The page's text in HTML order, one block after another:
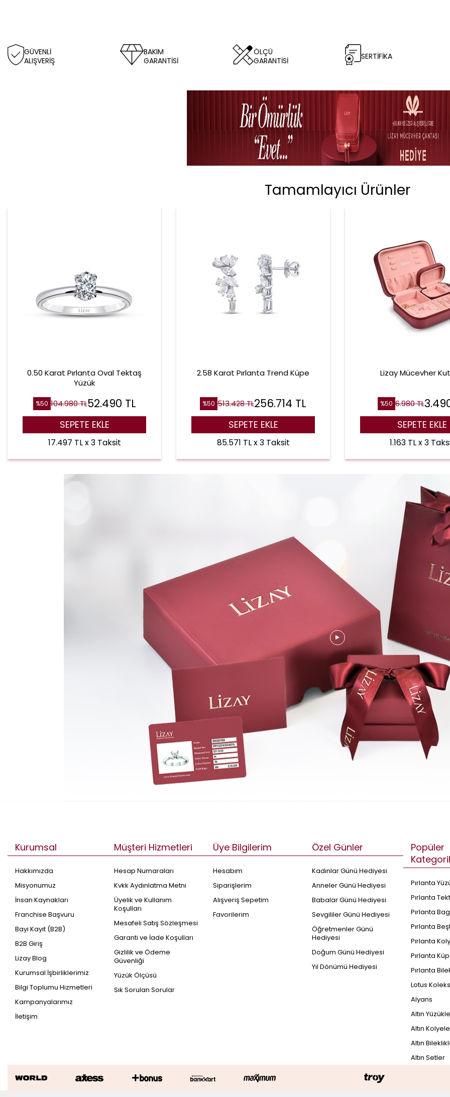
1.05 Karat Pırlanta Aurora
GÜVENLİ
ALIŞVERİŞ
BAKIM
GARANTİSİ
ÖLÇÜ
GARANTİSİ
SERTİFİKA
Tamamlayıcı Ürünler
0.50 Karat Pırlanta Oval Tektaş
Yüzük
%50 104.980TL52.490 TL
SEPETE EKLE
17.497 TL x 3 Taksit
2.58 Karat Pırlanta Trend Küpe
%50 513.428TL256.714 TL
SEPETE EKLE
85.571 TL x 3 Taksit
Lizay Mücevher
%50 6.980TL
SEPETE EKLE
1.163 TL x 3
Kurumsal
Hakkımızda
Misyonumuz
İnsan Kaynakları
Franchise Başvuru
Bayi Kayıt (B2B)
B2B Giriş
Lizay Blog
Kurumsal İşbirliklerimiz
Bilgi Toplumu Hizmetleri
Kampanyalarımız
İletişim
Müşteri Hizmetleri
Hesap Numaraları
Kvkk Aydınlatma Metni
Üyelik ve Kullanım
Koşulları
Mesafeli Satış Sözleşmesi
Garanti ve İade Koşulları
Gizlilik ve Ödeme
Güvenliği
Yüzük Ölçüsü
Sık Sorulan Sorular
Üye Bilgilerim
Hesabım
Siparişlerim
Alışveriş Sepetim
Favorilerim
Özel Günler
Kadınlar Günü Hediyesi
Anneler Günü Hediyesi
Babalar Günü Hediyesi
Sevgililer Günü Hediyesi
Öğretmenler Günü
Hediyesi
Doğum Günü Hediyesi
Yıl Dönümü Hediyesi
Popüler
Pırlanta
Pırlanta
Pırlanta
Pırlanta
Pırlanta
Pırlanta
Pırlanta
Lotus
Alyans
Altın
Altın
Altın
Altın Setler